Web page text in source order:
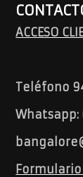
ACCESO
Teléfono
Whatsapp: